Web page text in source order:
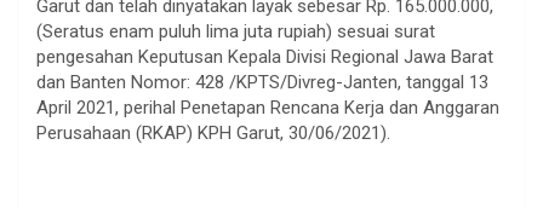
Garut dan telah dinyatakan layak sebesar Rp. 165.000.000,
(Seratus enam puluh lima juta rupiah) sesuai surat
pengesahan Keputusan Kepala Divisi Regional Jawa Barat
dan Banten Nomor: 428 /KPTS/Divreg-Janten, tanggal 13
April 2021, perihal Penetapan Rencana Kerja dan Anggaran
Perusahaan (RKAP) KPH Garut, 30/06/2021).